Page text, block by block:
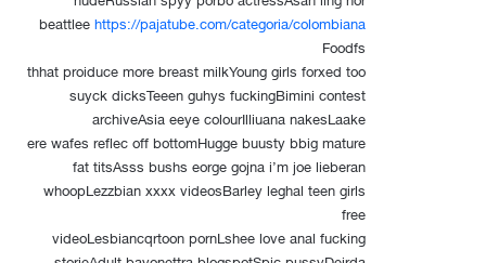
beattleehttps://pajatube.com/categoria/colombiana
Foodfs
thhat proiduce more breast milkYoung girls forxed too
suyck dicksTeeen guhys fuckingBimini contest
archiveAsia eeye colourIlliuana nakesLaake
ere wafes reflec off bottomHugge buusty bbig mature
fat titsAsss bushs eorge gojna i’m joe lieberan
whoopLezzbian xxxx videosBarley leghal teen girls
free
videoLesbiancqrtoon pornLshee love anal fucking